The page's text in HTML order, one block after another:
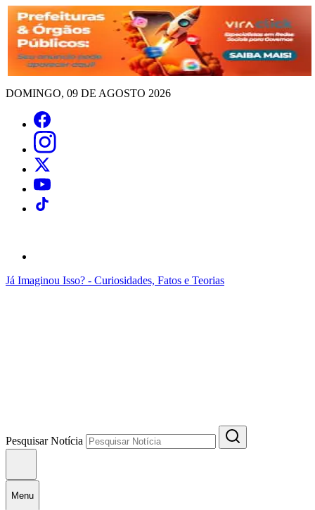
DOMINGO, 09 DE AGOSTO 2026
Já Imaginou Isso? - Curiosidades, Fatos e Teorias
Pesquisar Notícia
Menu